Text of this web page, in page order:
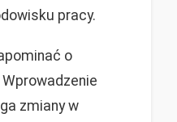
pracy.
o
Wprowadzenie
zmiany w